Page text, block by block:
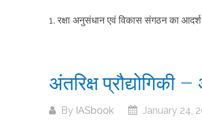
1. रक्षा अनुसंधान एवं विकास संगठन का
अंतरिक्ष प्रौद्योगिकी
By IASbook January 24,